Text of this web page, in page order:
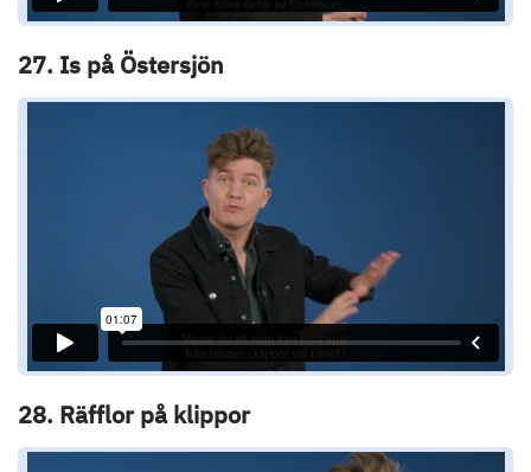
27. Is på Östersjön
28. Räfflor på klippor